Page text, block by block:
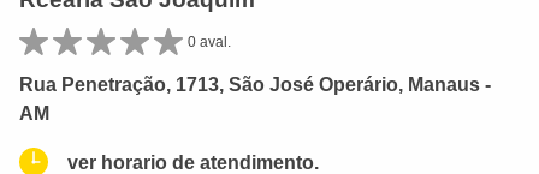
0 aval.
Rua Penetração, 1713, São José Operário, Manaus -
AM
ver horario de atendimento.